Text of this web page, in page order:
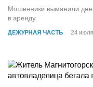
ДЕЖУРНАЯ ЧАСТЬ 24
Мошенники выманили
в аренду.